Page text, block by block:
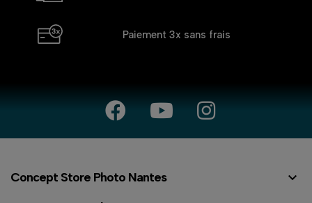
Paiement 3x sans frais
Concept Store Photo Nantes 